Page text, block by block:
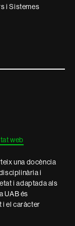
i Sistemes
web
una docència
i
i adaptada als
UAB és
i el caràcter